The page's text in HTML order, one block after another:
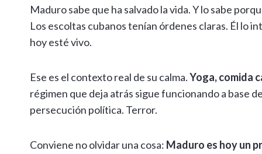
Maduro sabe que ha salvado la vida. Y lo sabe
Los escoltas cubanos tenían órdenes claras. Él lo
hoy esté vivo.
Ese es el contexto real de su calma.Yoga, comida
régimen que deja atrás sigue funcionando a base
persecución política. Terror.
Conviene no olvidar una cosa: Maduro es hoy un